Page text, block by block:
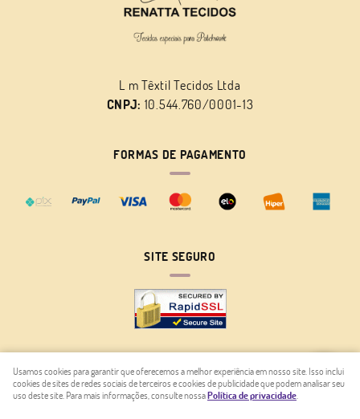
L m Têxtil Tecidos Ltda
CNPJ: 10.544.760/0001-13
FORMAS DE PAGAMENTO
SITE SEGURO
LOJA VIRTUAL CRIADA POR
Usamos cookies para garantir que oferecemos a melhor experiência em nosso site. Isso inclui
cookies de sites de redes sociais de terceiros e cookies de publicidade que podem analisar seu
uso deste site. Para mais informações, consulte nossaPolítica de privacidade.